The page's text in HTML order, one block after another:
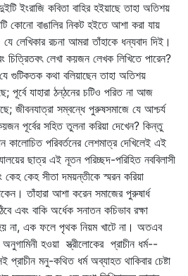
ইংরাজি কবিতা বাহির হইয়াছে তাহা অতিশয়
কোনো বাঙালির নিকট হইতে আশা করা যায়
লেখিকার রচনা আমরা তাঁহাকে ধন্যবাদ দিই।
চিত্রিতবৎ লেখা কয়জন লেখক লিখিতে পারেন?
গুটিকতক কথা বলিয়াছেন তাহা অতিশয়
পূর্বে যাহারা ঠন্‌ঠনের চটিও পরিত না আজ
জীবনযাত্রা সম্বন্ধে পুরুষসমাজে যে আশ্চর্য
পূর্বের সহিত তুলনা করিয়া দেখেন? কিন্তু
কালোচিত পরিবর্তনের লেশমাত্র দেখিলেই এই
ছাত্র এই নূতন পরিচ্ছদ-পরিহিত নববিলাসী
কেহ সীতা দময়ন্তীকে স্মরন করিয়া
তাঁহারা আশা করেন সমাজের পুরুষার্ধ
এবং বাকি অর্ধেক সনাতন কচিভাব রক্ষা
না, এক ফলে পৃথক নিয়ম খাটে না। অতএব
হওয়া স্ত্রীলোকের প্রাচীন ধর্ম--
মনু-কথিত ধর্ম অব্যাহত থাকিবার চেষ্টা